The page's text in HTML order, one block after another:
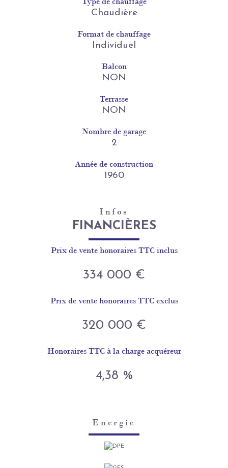
Chaudière
Format de chauffage
Individuel
Balcon
NON
Terrasse
NON
Nombre de garage
2
Année de construction
1960
Infos
FINANCIÈRES
Prix de vente honoraires TTC inclus
334 000 €
Prix de vente honoraires TTC exclus
320 000 €
Honoraires TTC à la charge acquéreur
4,38 %
Energie